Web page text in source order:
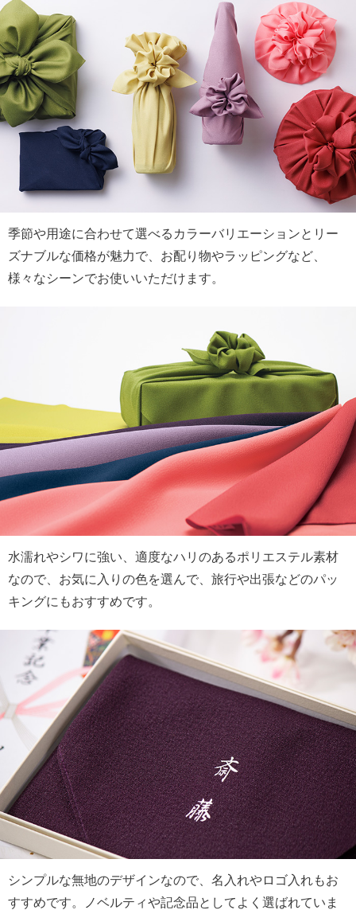
季節や用途に合わせて選べるカラーバリエーションとリー
ズナブルな価格が魅力で、お配り物やラッピングなど、
様々なシーンでお使いいただけます。
水濡れやシワに強い、適度なハリのあるポリエステル素材
なので、お気に入りの色を選んで、旅行や出張などのパッ
キングにもおすすめです。
シンプルな無地のデザインなので、名入れやロゴ入れもお
すすめです。ノベルティや記念品としてよく選ばれていま